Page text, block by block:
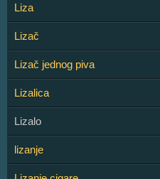
Liza
Lizač
Lizač jednog piva
Lizalica
Lizalo
lizanje